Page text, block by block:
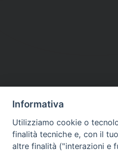
DIOCESI
Contatti:Tel.:
E-mail:
Informativa
Utilizziamo cookie o
finalità tecniche e, con il
altre finalità ("interazioni e